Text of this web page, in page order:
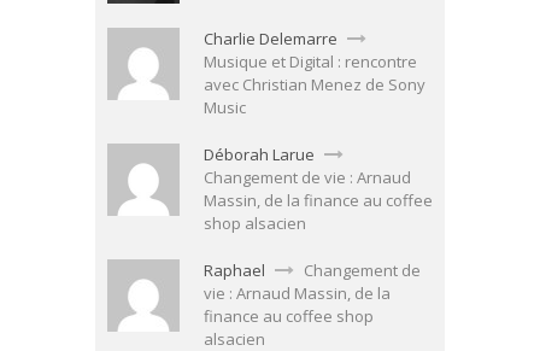
Charlie Delemarre
Musique et Digital : rencontre
avec Christian Menez de Sony
Music
Déborah Larue
Changement de vie : Arnaud
Massin, de la finance au coffee
shop alsacien
Raphael
Changement de
vie : Arnaud Massin, de la
finance au coffee shop
alsacien